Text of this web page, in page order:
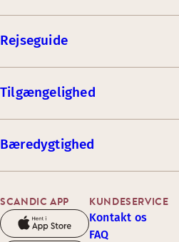
Rejseguide
Tilgængelighed
Bæredygtighed
SCANDIC APP KUNDESERVICE
Kontakt os
FAQ